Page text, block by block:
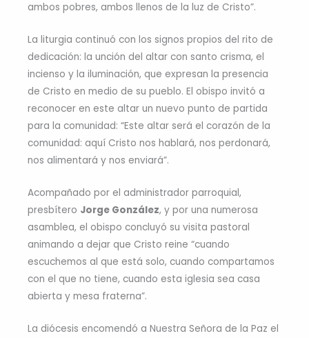
ambos pobres, ambos llenos de la luz de Cristo”.
La liturgia continuó con los signos propios del rito de
dedicación: la unción del altar con santo crisma, el
incienso y la iluminación, que expresan la presencia
de Cristo en medio de su pueblo. El obispo invitó a
reconocer en este altar un nuevo punto de partida
para la comunidad: “Este altar será el corazón de la
comunidad: aquí Cristo nos hablará, nos perdonará,
nos alimentará y nos enviará”.
Acompañado por el administrador parroquial,
presbítero Jorge González, y por una numerosa
asamblea, el obispo concluyó su visita pastoral
animando a dejar que Cristo reine “cuando
escuchemos al que está solo, cuando compartamos
con el que no tiene, cuando esta iglesia sea casa
abierta y mesa fraterna”.
La diócesis encomendó a Nuestra Señora de la Paz el